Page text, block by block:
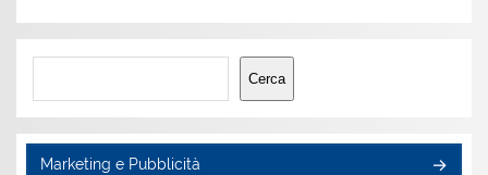
Cerca
Cerca
Marketing e Pubblicità